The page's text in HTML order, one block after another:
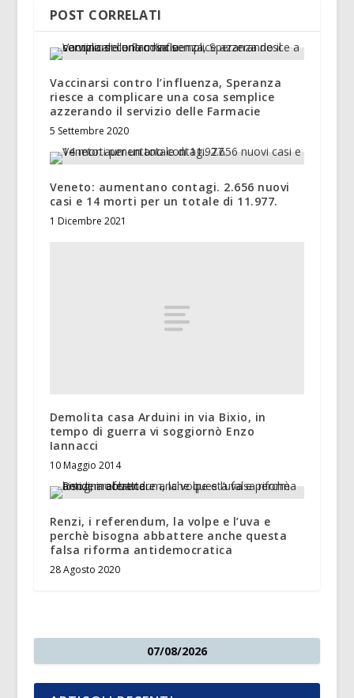
POST CORRELATI
Vaccinarsi contro l’influenza, Speranza
riesce a complicare una cosa semplice
azzerando il servizio delle Farmacie
5 Settembre 2020
Veneto: aumentano contagi. 2.656 nuovi
casi e 14 morti per un totale di 11.977.
1 Dicembre 2021
Demolita casa Arduini in via Bixio, in
tempo di guerra vi soggiornò Enzo
Iannacci
10 Maggio 2014
Renzi, i referendum, la volpe e l’uva e
perchè bisogna abbattere anche questa
falsa riforma antidemocratica
28 Agosto 2020
07/08/2026